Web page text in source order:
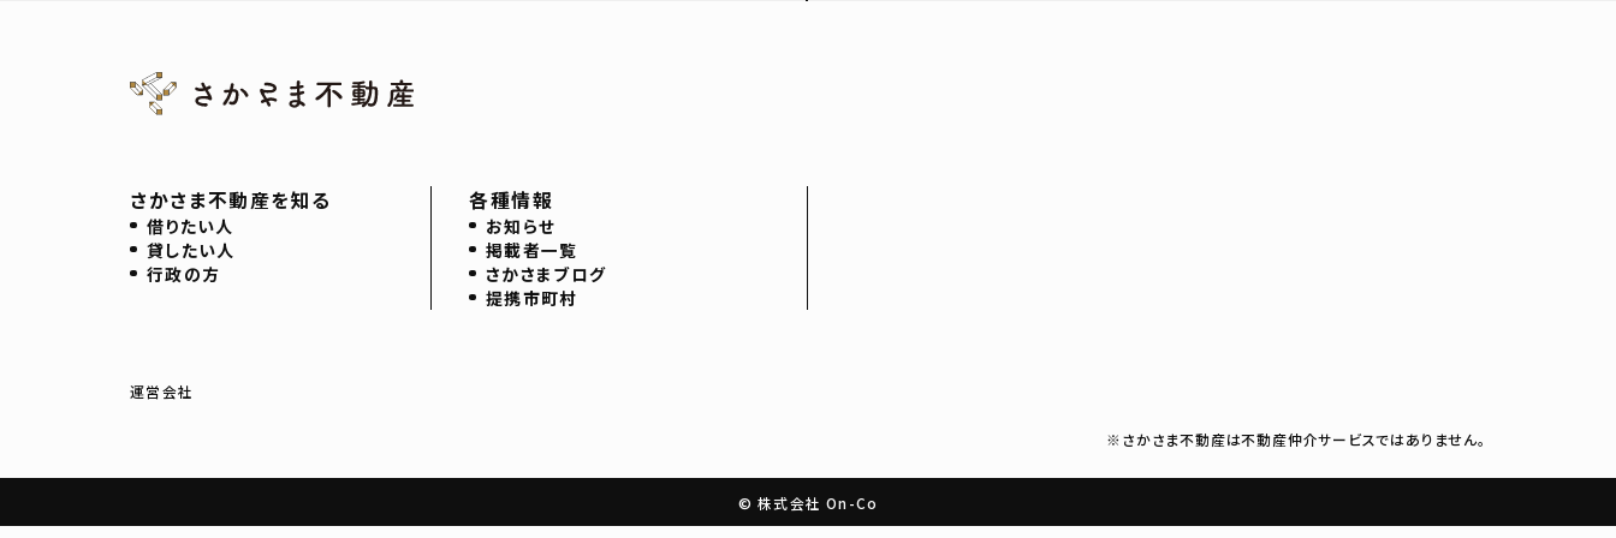
さかさま不動産を知る
借りたい人
貸したい人
行政の方
各種情報
お知らせ
掲載者一覧
さかさまブログ
提携市町村
運営会社
※さかさま不動産は不動産仲介サービスではありません。
© 株式会社 On-Co